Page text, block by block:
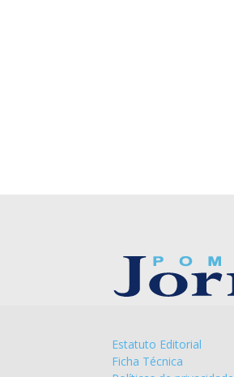
Estatuto Editorial
Ficha Técnica